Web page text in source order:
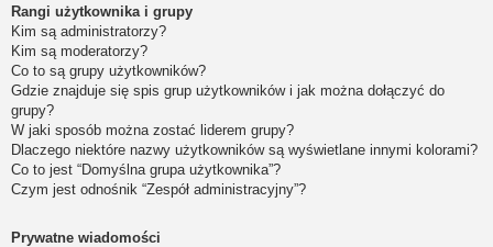
Rangi użytkownika i grupy
Kim są administratorzy?
Kim są moderatorzy?
Co to są grupy użytkowników?
Gdzie znajduje się spis grup użytkowników i jak można dołączyć do
grupy?
W jaki sposób można zostać liderem grupy?
Dlaczego niektóre nazwy użytkowników są wyświetlane innymi kolorami?
Co to jest “Domyślna grupa użytkownika”?
Czym jest odnośnik “Zespół administracyjny”?
Prywatne wiadomości